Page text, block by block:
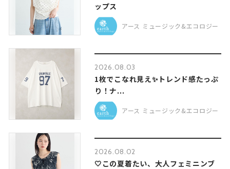
ップス
アース ミュージック&エコロジー
2026.08.03
1枚でこなれ見え✨トレンド感たっぷ
り！ナ...
アース ミュージック&エコロジー
2026.08.02
🤍この夏着たい、大人フェミニンブ